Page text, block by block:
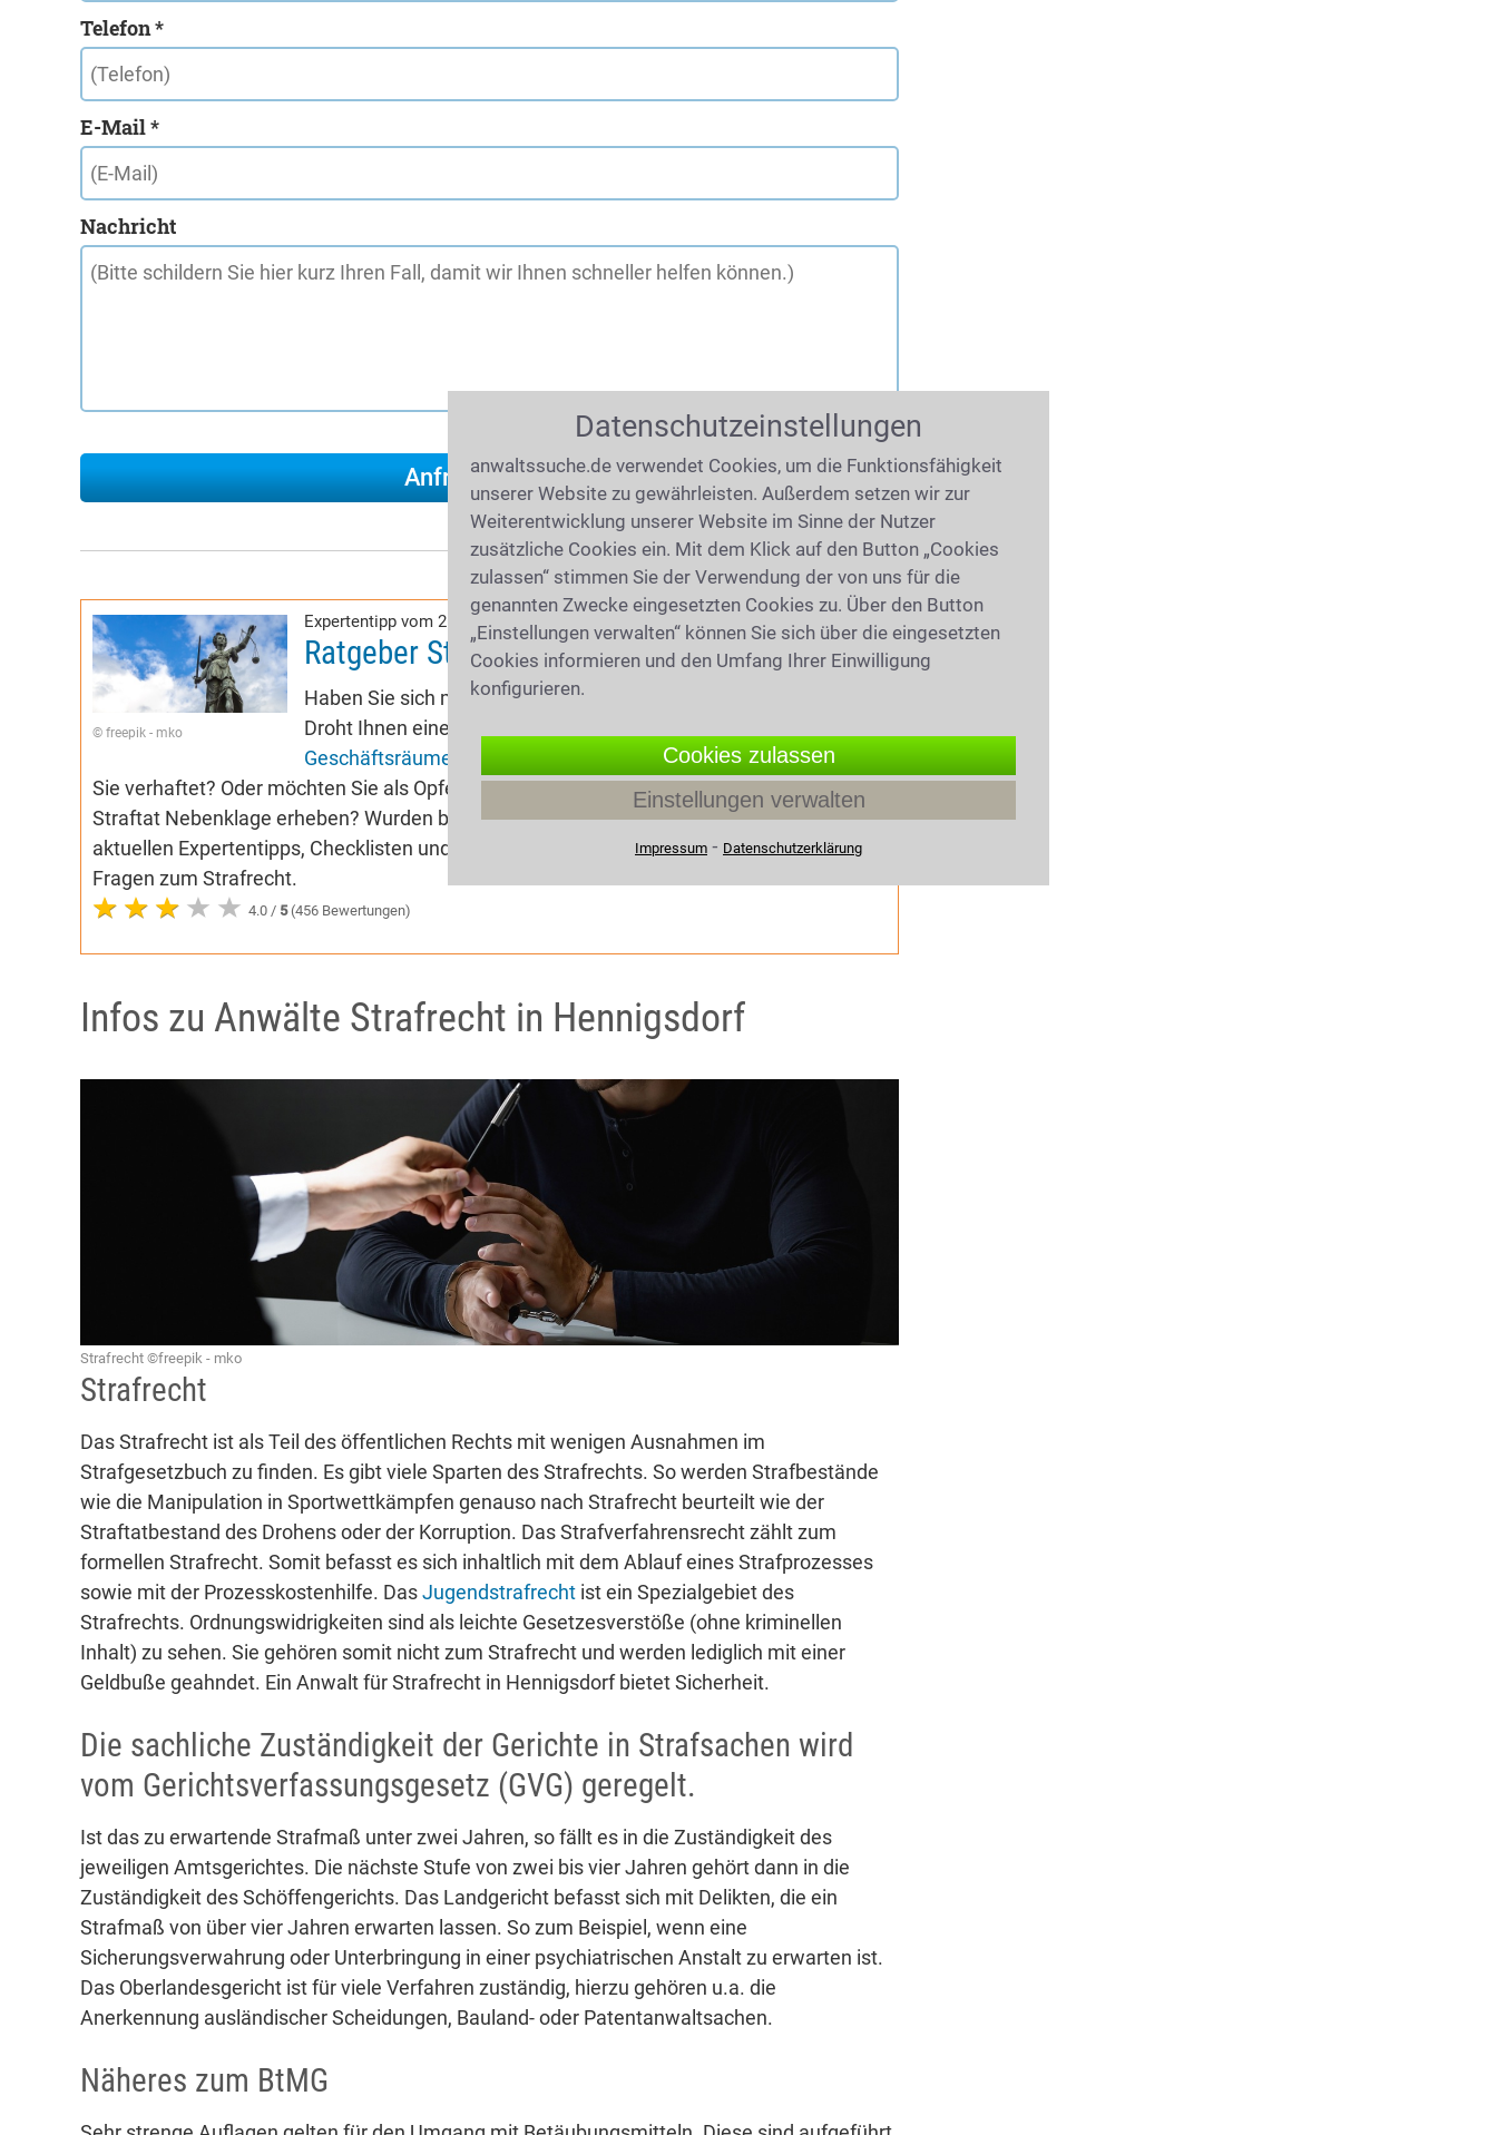
Telefon *
E-Mail *
Nachricht
© freepik - mko
Expertentipp vom 26.06.2019 (6577 mal gelesen)
Ratgeber Strafrecht
Haben Sie sich möglicherweise strafrechtlich relevant verhalten?
Droht Ihnen eine Durchsuchung Ihrer Wohnung oder
Geschäftsräume
Vorladungerhalten? Wurden
Sie verhaftet? Oder möchten Sie als Opfer vonKörperverletzungoder eine einer anderen
Straftat Nebenklage erheben? Wurden bei IhnenBetäubungsmittelsichergestellt? Unsere
aktuellen Expertentipps, Checklisten und Audiobeiträge beantworten Ihre wichtigsten
Fragen zum Strafrecht.
4.0 / 5(456 Bewertungen)
Infos zu Anwälte Strafrecht in Hennigsdorf
Strafrecht ©freepik - mko
Strafrecht
Das Strafrecht ist als Teil des öffentlichen Rechts mit wenigen Ausnahmen im
Strafgesetzbuch zu finden. Es gibt viele Sparten des Strafrechts. So werden Strafbestände
wie die Manipulation in Sportwettkämpfen genauso nach Strafrecht beurteilt wie der
Straftatbestand des Drohens oder der Korruption. Das Strafverfahrensrecht zählt zum
formellen Strafrecht. Somit befasst es sich inhaltlich mit dem Ablauf eines Strafprozesses
sowie mit der Prozesskostenhilfe. DasJugendstrafrecht ist ein Spezialgebiet des
Strafrechts. Ordnungswidrigkeiten sind als leichte Gesetzesverstöße (ohne kriminellen
Inhalt) zu sehen. Sie gehören somit nicht zum Strafrecht und werden lediglich mit einer
Geldbuße geahndet. Ein Anwalt für Strafrecht in Hennigsdorf bietet Sicherheit.
Die sachliche Zuständigkeit der Gerichte in Strafsachen wird
vom Gerichtsverfassungsgesetz (GVG) geregelt.
Ist das zu erwartende Strafmaß unter zwei Jahren, so fällt es in die Zuständigkeit des
jeweiligen Amtsgerichtes. Die nächste Stufe von zwei bis vier Jahren gehört dann in die
Zuständigkeit des Schöffengerichts. Das Landgericht befasst sich mit Delikten, die ein
Strafmaß von über vier Jahren erwarten lassen. So zum Beispiel, wenn eine
Sicherungsverwahrung oder Unterbringung in einer psychiatrischen Anstalt zu erwarten ist.
Das Oberlandesgericht ist für viele Verfahren zuständig, hierzu gehören u.a. die
Anerkennung ausländischer Scheidungen, Bauland- oder Patentanwaltsachen.
Näheres zum BtMG
Datenschutzeinstellungen
anwaltssuche.de verwendet Cookies, um die Funktionsfähigkeit
unserer Website zu gewährleisten. Außerdem setzen wir zur
Weiterentwicklung unserer Website im Sinne der Nutzer
zusätzliche Cookies ein. Mit dem Klick auf den Button „Cookies
zulassen“ stimmen Sie der Verwendung der von uns für die
genannten Zwecke eingesetzten Cookies zu. Über den Button
„Einstellungen verwalten“ können Sie sich über die eingesetzten
Cookies informieren und den Umfang Ihrer Einwilligung
konfigurieren.
Cookies zulassen
Einstellungen verwalten
Impressum ⁃ Datenschutzerklärung